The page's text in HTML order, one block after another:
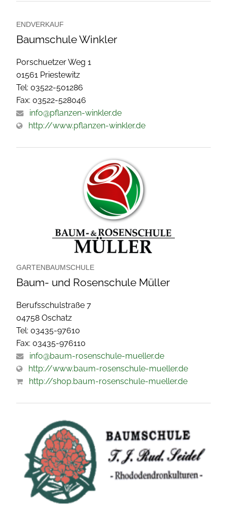
ENDVERKAUF
Baumschule Winkler
Porschuetzer Weg 1
01561 Priestewitz
Tel: 03522-501286
Fax: 03522-528046
info@pflanzen-winkler.de
http://www.pflanzen-winkler.de
GARTENBAUMSCHULE
Baum- und Rosenschule Müller
Berufsschulstraße 7
04758 Oschatz
Tel: 03435-97610
Fax: 03435-976110
info@baum-rosenschule-mueller.de
http://www.baum-rosenschule-mueller.de
http://shop.baum-rosenschule-mueller.de